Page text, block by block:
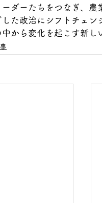
ーダーたちをつなぎ、
した政治にシフトチェ
中から変化を起こす新し